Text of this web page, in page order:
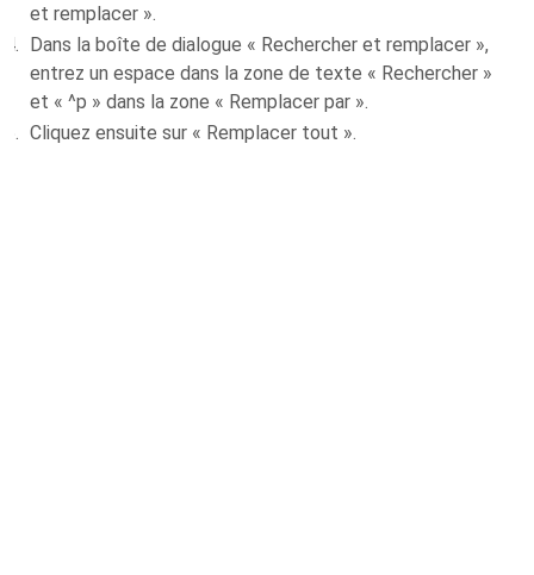
et remplacer ».
Dans la boîte de dialogue « Rechercher et remplacer »,
entrez un espace dans la zone de texte « Rechercher »
et « ^p » dans la zone « Remplacer par ».
Cliquez ensuite sur « Remplacer tout ».